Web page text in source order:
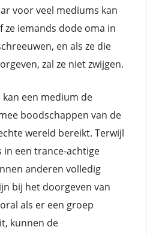
voor veel mediums kan
ze iemands dode oma in
en als ze die
zal ze niet zwijgen.
kan een medium de
boodschappen van de
wereld bereikt. Terwijl
een trance-achtige
anderen volledig
bij het doorgeven van
als er een groep
kunnen de